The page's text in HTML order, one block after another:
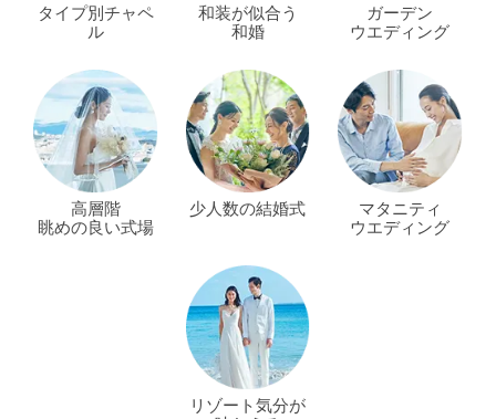
タイプ別チャペ
ル
和装が似合う
和婚
ガーデン
ウエディング
高層階
眺めの良い式場
少人数の結婚式
マタニティ
ウエディング
リゾート気分が